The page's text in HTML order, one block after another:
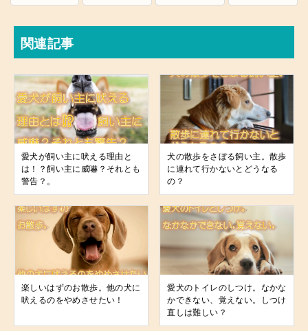
関連記事
愛犬が飼い主に吠える理由と
は！？飼い主に威嚇？それとも
警告？。
犬の散歩をさぼる飼い主。散歩
に連れて行かないとどうなる
の？
楽しいはずのお散歩。他の犬に
吠えるのをやめさせたい！
愛犬のトイレのしつけ。なかな
かできない、覚えない。しつけ
直しは難しい？